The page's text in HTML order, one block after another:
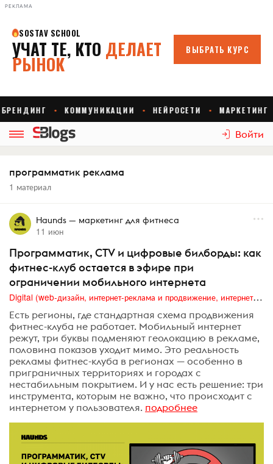
РЕКЛАМА
Войти
программатик реклама
1 материал
Haunds — маркетинг для фитнеса
11 июн
Программатик, CTV и цифровые билборды: как
фитнес-клуб остается в эфире при
ограничении мобильного интернета
Digital (web-дизайн, интернет-реклама и продвижение, интернет-сообщества и блоги, интернет-коммуникации, мобильный маркетинг, реклама на цифровых экранах)
Есть регионы, где стандартная схема продвижения
фитнес-клуба не работает. Мобильный интернет
режут, три буквы подменяют геолокацию в рекламе,
половина показов уходит мимо. Это реальность
рекламы фитнес-клуба в регионах — особенно в
приграничных территориях и городах с
нестабильным покрытием. И у нас есть решение: три
инструмента, которым не важно, что происходит с
интернетом у пользователя. подробнее